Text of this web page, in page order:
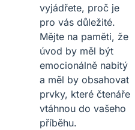
vyjádřete, proč je
pro vás důležité.
Mějte na paměti, že
úvod by měl být
emocionálně nabitý
a měl by obsahovat
prvky, které čtenáře
vtáhnou do vašeho
příběhu.